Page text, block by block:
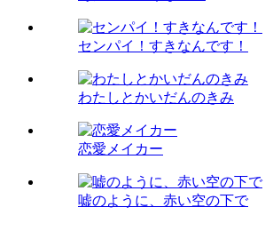
センパイ！すきなんです！
わたしとかいだんのきみ
恋愛メイカー
嘘のように、赤い空の下で